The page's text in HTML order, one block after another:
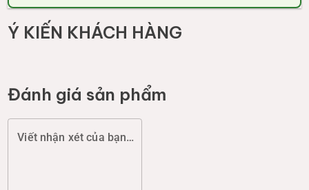
Ý KIẾN KHÁCH HÀNG
Đánh giá sản phẩm
Viết nhận xét của bạn (chất lượng, đóng gói, giao hàng...)